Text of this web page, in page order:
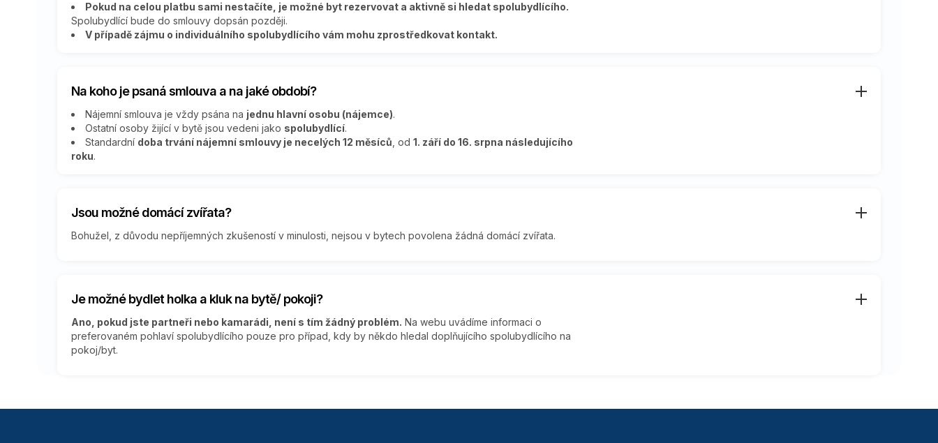
Pokud na celou platbu sami nestačíte, je možné byt rezervovat a aktivně si hledat spolubydlícího.
Spolubydlící bude do smlouvy dopsán později.
V případě zájmu o individuálního spolubydlícího vám mohu zprostředkovat kontakt.
Na koho je psaná smlouva a na jaké období?
Nájemní smlouva je vždy psána na jednu hlavní osobu (nájemce).
Ostatní osoby žijící v bytě jsou vedeni jako spolubydlící.
Standardní doba trvání nájemní smlouvy je necelých 12 měsíců , od 1. září do 16. srpna následujícího
roku.
Jsou možné domácí zvířata?
Bohužel, z důvodu nepříjemných zkušeností v minulosti, nejsou v bytech povolena žádná domácí zvířata.
Je možné bydlet holka a kluk na bytě/ pokoji?
Ano, pokud jste partneři nebo kamarádi, není s tím žádný problém. Na webu uvádíme informaci o
preferovaném pohlaví spolubydlícího pouze pro případ, kdy by někdo hledal doplňujícího spolubydlícího na
pokoj/byt.